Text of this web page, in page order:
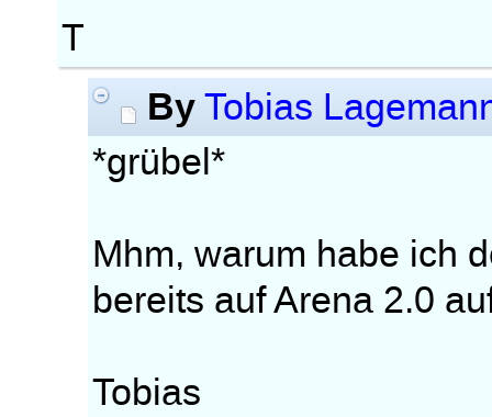
T
By Tobias
*grübel*
Mhm, warum habe ich
bereits auf Arena 2.0
Tobias